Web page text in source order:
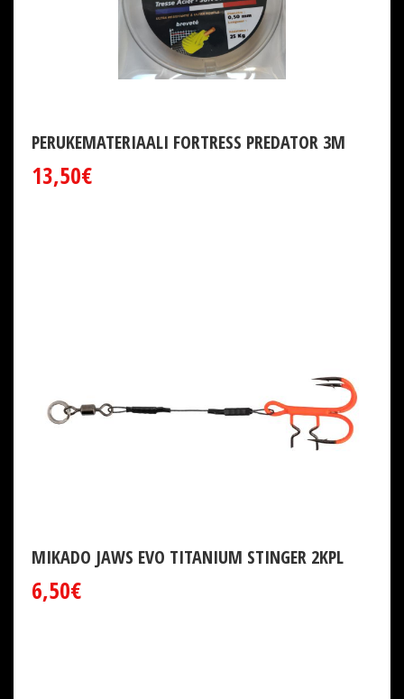
PERUKEMATERIAALI FORTRESS PREDATOR 3M
13,50€
MIKADO JAWS EVO TITANIUM STINGER 2KPL
6,50€